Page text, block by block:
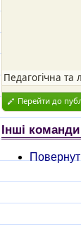
Педагогічна та
Перейти до
Інші команди